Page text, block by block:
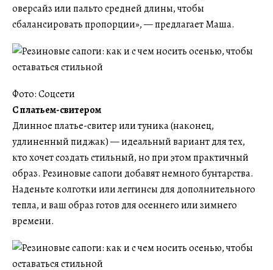
оверсайз или пальто средней длины, чтобы
сбалансировать пропорции», — предлагает Маша.
Фото: Соцсети
С платьем-свитером
Длинное платье-свитер или туника (наконец,
удлиненный пиджак) — идеальный вариант для тех,
кто хочет создать стильный, но при этом практичный
образ. Резиновые сапоги добавят немного бунтарства.
Наденьте колготки или леггинсы для дополнительного
тепла, и ваш образ готов для осеннего или зимнего
времени.